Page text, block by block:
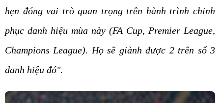
hẹn đóng vai trò quan trọng trên hành trình chinh
phục danh hiệu mùa này (FA Cup, Premier League,
Champions League). Họ sẽ giành được 2 trên số 3
danh hiệu đó".